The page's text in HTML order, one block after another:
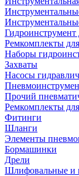
Гидроинструмент
Ремкомплекты
Наборы
Захваты
Насосы
Прочий
Ремкомплекты
Фитинги
Шланги
Элементы
Бормашинки
Дрели
Шлифовальные и